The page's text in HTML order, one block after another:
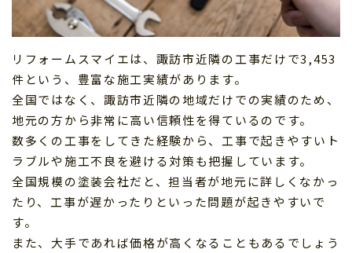
リフォームスマイエは、諏訪市近隣の工事だけで3,453
件という、豊富な施工実績があります。
全国ではなく、諏訪市近隣の地域だけでの実績のため、
地元の方から非常に高い信頼性を得ているのです。
数多くの工事をしてきた経験から、工事で起きやすいト
ラブルや施工不良を避ける対策も把握しています。
全国規模の塗装会社だと、担当者が地元に詳しくなかっ
たり、工事が遅かったりといった問題が起きやすいで
す。
また、大手であれば価格が高くなることもあるでしょう